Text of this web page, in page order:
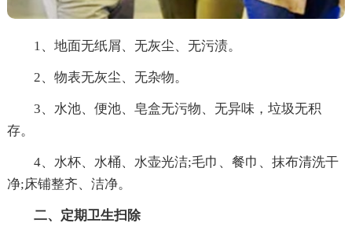
1、地面无纸屑、无灰尘、无污渍。
2、物表无灰尘、无杂物。
3、水池、便池、皂盒无污物、无异味，垃圾无积
存。
4、水杯、水桶、水壶光洁;毛巾、餐巾、抹布清洗干
净;床铺整齐、洁净。
二、定期卫生扫除